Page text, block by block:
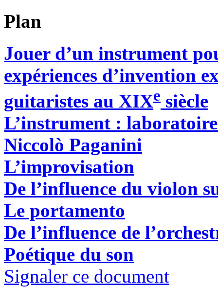
Plan
Jouer d’un instrument
expériences d’invention
guitaristes au XIXe siècle
L’instrument :
Niccolò Paganini
L’improvisation
De l’influence du violon
Le portamento
De l’influence de
Poétique du son
Signaler ce document